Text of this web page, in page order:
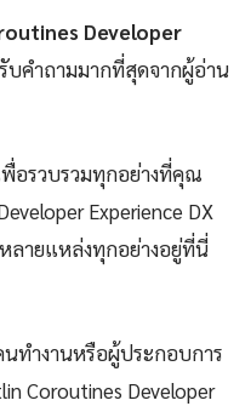
Developer
คำถามมากที่สุดจากผู้อ่าน
อรวบรวมทุกอย่างที่คุณ
Experience DX
ลายแหล่งทุกอย่างอยู่ที่นี่
ทำงานหรือผู้ประกอบการ
Coroutines Developer